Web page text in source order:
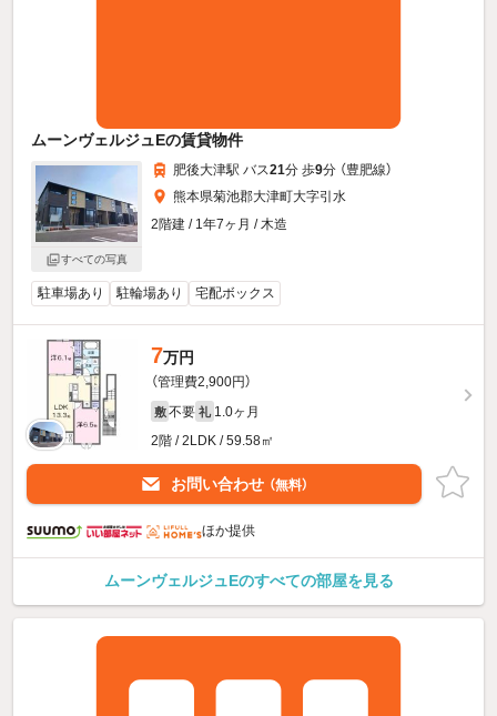
ムーンヴェルジュEの賃貸物件
すべての写真
肥後大津駅 バス21分 歩9分 （豊肥線）
熊本県菊池郡大津町大字引水
2階建 / 1年7ヶ月 / 木造
駐車場あり 駐輪場あり 宅配ボックス
7万円
（管理費2,900円）
敷 不要 礼 1.0ヶ月
2階 / 2LDK / 59.58㎡
お問い合わせ （無料）
ほか提供
ムーンヴェルジュEのすべての部屋を見る